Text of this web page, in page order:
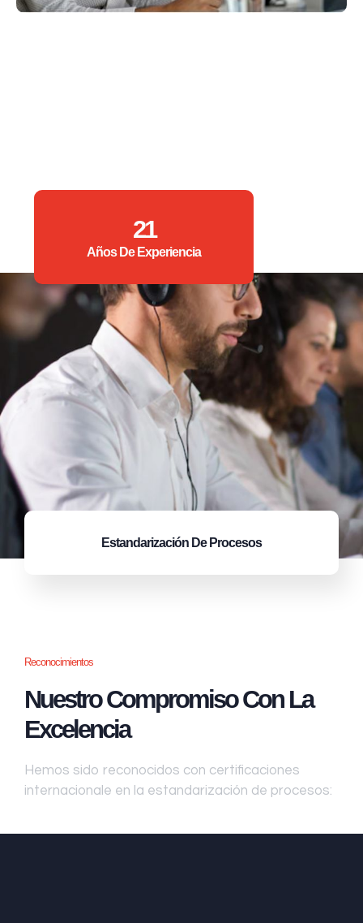
21
Años De Experiencia
Estandarización De Procesos
Reconocimientos
Nuestro Compromiso Con La
Excelencia
Hemos sido reconocidos con certificaciones
internacionale en la estandarización de procesos: